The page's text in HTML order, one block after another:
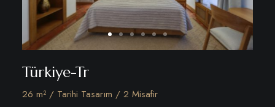
Türkiye-Tr
26 m² / Tarihi Tasarım / 2 Misafir